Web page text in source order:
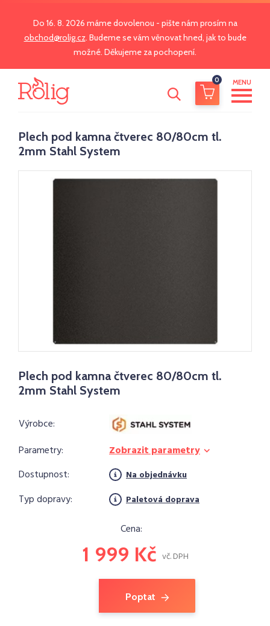
Do 16. 8. 2026 máme dovolenou - pište nám prosím na
obchod@rolig.cz. Budeme se vám věnovat hned, jak to bude
možné. Děkujeme za pochopení.
0 MENU
Plech pod kamna čtverec 80/80cm tl.
2mm Stahl System
Plech pod kamna čtverec 80/80cm tl.
2mm Stahl System
Výrobce:
Parametry:
Zobrazit parametry
Dostupnost:
Na objednávku
Typ dopravy: Paletová doprava
Cena:
1 999 Kč vč. DPH
Poptat